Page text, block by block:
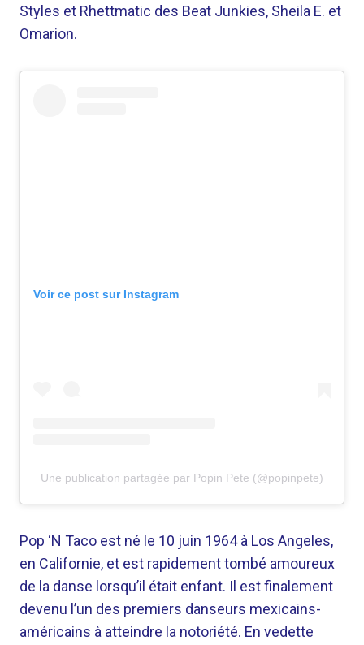
Styles et Rhettmatic des Beat Junkies, Sheila E. et
Omarion.
Voir ce post sur Instagram
Une publication partagée par Popin Pete (@popinpete)
Pop ‘N Taco est né le 10 juin 1964 à Los Angeles,
en Californie, et est rapidement tombé amoureux
de la danse lorsqu’il était enfant. Il est finalement
devenu l’un des premiers danseurs mexicains-
américains à atteindre la notoriété. En vedette